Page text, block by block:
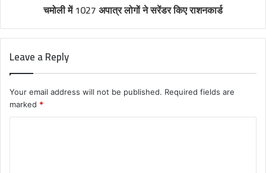
चमोली में 1027 अपात्र लोगों ने सरेंडर किए राशनकार्ड
Leave a Reply
Your email address will not be published. Required fields are
marked *